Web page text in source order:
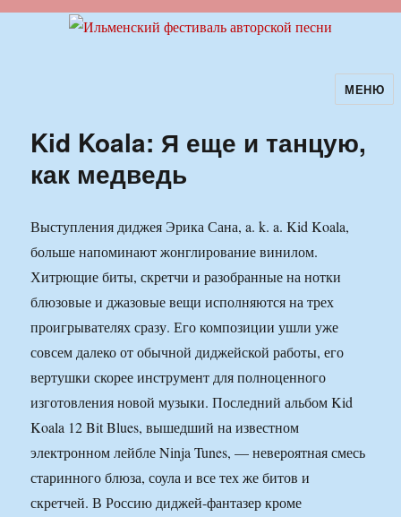
Ильменский фестиваль авторской
песни
МЕНЮ
Kid Koala: Я еще и танцую,
как медведь
Выступления диджея Эрика Сана, a. k. a. Kid Koala,
больше напоминают жонглирование винилом.
Хитрющие биты, скретчи и разобранные на нотки
блюзовые и джазовые вещи исполняются на трех
проигрывателях сразу. Его композиции ушли уже
совсем далеко от обычной диджейской работы, его
вертушки скорее инструмент для полноценного
изготовления новой музыки. Последний альбом Kid
Koala 12 Bit Blues, вышедший на известном
электронном лейбле Ninja Tunes, — невероятная смесь
старинного блюза, соула и все тех же битов и
скретчей. В Россию диджей-фантазер кроме